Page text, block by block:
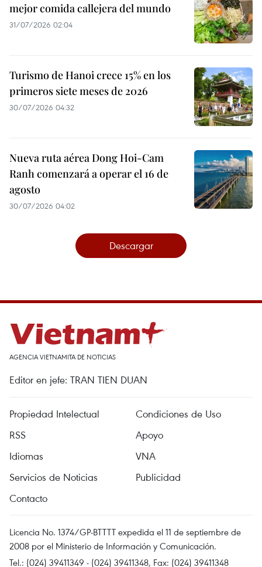
mejor comida callejera del mundo
31/07/2026 02:04
Turismo de Hanoi crece 15% en los
primeros siete meses de 2026
30/07/2026 04:32
Nueva ruta aérea Dong Hoi-Cam
Ranh comenzará a operar el 16 de
agosto
30/07/2026 04:02
Descargar
AGENCIA VIETNAMITA DE NOTICIAS
Editor en jefe: TRAN TIEN DUAN
Propiedad Intelectual
Condiciones de Uso
RSS
Apoyo
Idiomas
VNA
Servicios de Noticias
Publicidad
Contacto
Licencia No. 1374/GP-BTTTT expedida el 11 de septiembre de
2008 por el Ministerio de Información y Comunicación.
Tel.: (024) 39411349 - (024) 39411348, Fax: (024) 39411348